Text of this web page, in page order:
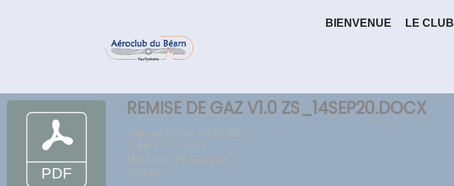
BIENVENUE LE CLUB
REMISE DE GAZ V1.0 ZS_14SEP20.DOCX
Taille du fichier: 66.99 KB
Créé: 29-01-2022
Mis à jour: 29-01-2022
Succès: 7